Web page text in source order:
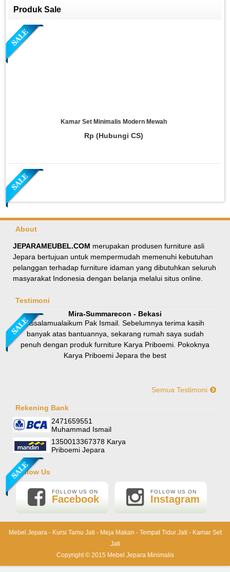
Produk Sale
Kamar Set Minimalis Modern Mewah
Rp (Hubungi CS)
Meja Makan Oval Minimalis Kursi Silang
Rp 8.100.0009.000.000
Rp (Hubungi CS)
Lemari Pajangan Shima
Rp 6.000.0006.500.000
About
JEPARAMEUBEL.COM merupakan produsen furniture asli
Jepara bertujuan untuk mempermudah memenuhi kebutuhan
pelanggan terhadap furniture idaman yang dibutuhkan seluruh
masyarakat Indonesia dengan belanja melalui situs online.
Testimoni
Mira-Summarecon - Bekasi
Assalamualaikum Pak Ismail. Sebelumnya terima kasih
banyak atas bantuannya, sekarang rumah saya sudah
penuh dengan produk furniture Karya Priboemi. Pokoknya
Karya Priboemi Jepara the best
Hallo mas ismail, terima kasih banyak ya. Barang furniture
kasih banyak mas mail.
Semua Testimoni
Rekening Bank
2471659551
Muhammad Ismail
1350013367378 Karya
Priboemi Jepara
Follow Us
FOLLOW US ON
Facebook
FOLLOW US ON
Instagram
Mebel Jepara- Kursi Tamu Jati - Meja Makan - Tempat Tidur Jati - Kamar Set
Jati
Copyright © 2015 Mebel Jepara Minimalis